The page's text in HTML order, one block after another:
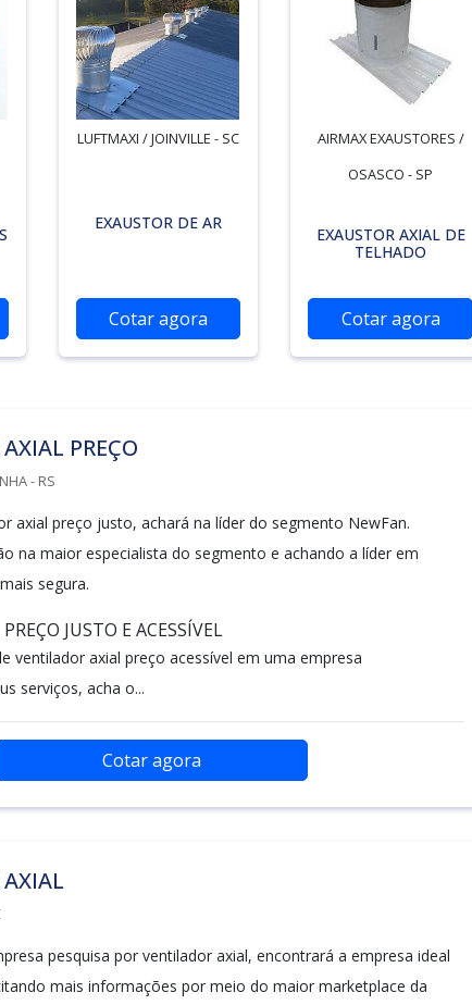
LUFTMAXI / JOINVILLE - SC
EXAUSTOR DE AR
Cotar agora
AIRMAX EXAUSTORES /
OSASCO - SP
EXAUSTOR AXIAL DE
TELHADO
Cotar agora
PREÇO
- RS
axial preço justo, achará na líder do segmento NewFan.
na maior especialista do segmento e achando a líder em
segura.
JUSTO E ACESSÍVEL
ventilador axial preço acessível em uma empresa
serviços, acha o...
Cotar agora
pesquisa por ventilador axial, encontrará a empresa ideal
mais informações por meio do maior marketplace da